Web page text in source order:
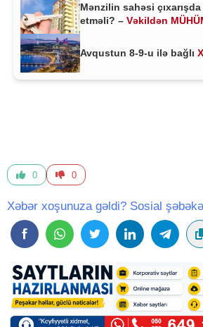
Mənzilin sahəsi
etməli? – Vəkildən
Avqustun 8-9-u ilə bağlı
0 0
Xəbər xoşunuza gəldi? Sosial